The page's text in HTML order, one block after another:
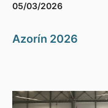
05/03/2026
Azorín 2026